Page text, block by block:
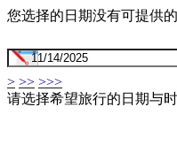
您选择的日期没有可提供
> >> >>>
请选择希望旅行的日期与时